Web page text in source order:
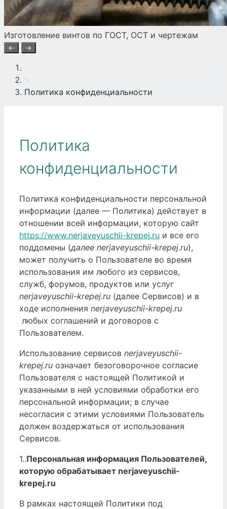
Изготовление винтов по ГОСТ, ОСТ и чертежам
← →
>
Политика конфиденциальности
Политика
конфиденциальности
Политика конфиденциальности персональной
информации (далее — Политика) действует в
отношении всей информации, которую сайт
https://www.nerjaveyuschii-krepej.ru и все его
поддомены (далее nerjaveyuschii-krepej.ru),
может получить о Пользователе во время
использования им любого из сервисов,
служб, форумов, продуктов или услуг
nerjaveyuschii-krepej.ru (далее Сервисов) и в
ходе исполнения nerjaveyuschii-krepej.ru
любых соглашений и договоров с
Пользователем.
Использование сервисов nerjaveyuschii-
krepej.ru означает безоговорочное согласие
Пользователя с настоящей Политикой и
указанными в ней условиями обработки его
персональной информации; в случае
несогласия с этими условиями Пользователь
должен воздержаться от использования
Сервисов.
1..Персональная информация Пользователей,
которую обрабатывает nerjaveyuschii-
krepej.ru
В рамках настоящей Политики под